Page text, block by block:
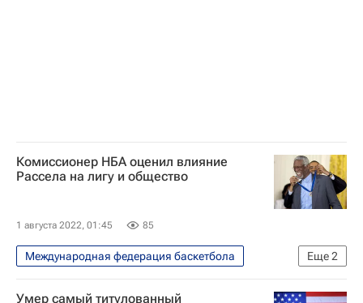
Комиссионер НБА оценил влияние
Рассела на лигу и общество
1 августа 2022, 01:45 85
Еще2
Международная федерация баскетбола
Баскетбол
НБА
Умер самый титулованный